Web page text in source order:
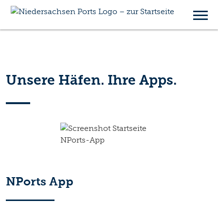
Unsere Häfen. Ihre Apps.
NPorts App